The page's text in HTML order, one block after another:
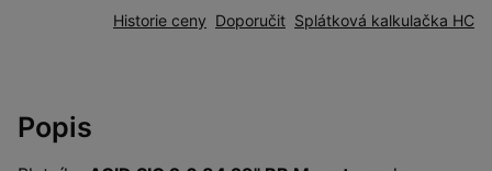
Historie ceny Doporučit Splátková kalkulačka HC
Popis